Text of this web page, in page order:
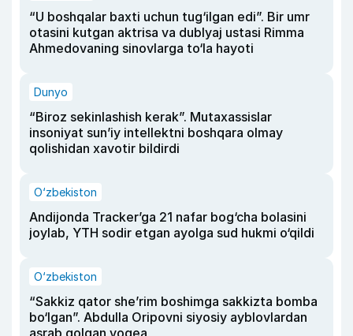
“U boshqalar baxti uchun tug‘ilgan edi”. Bir umr
otasini kutgan aktrisa va dublyaj ustasi Rimma
Ahmedovaning sinovlarga to‘la hayoti
Dunyo
“Biroz sekinlashish kerak”. Mutaxassislar
insoniyat sun’iy intellektni boshqara olmay
qolishidan xavotir bildirdi
O‘zbekiston
Andijonda Tracker’ga 21 nafar bog‘cha bolasini
joylab, YTH sodir etgan ayolga sud hukmi o‘qildi
O‘zbekiston
“Sakkiz qator she’rim boshimga sakkizta bomba
bo‘lgan”. Abdulla Oripovni siyosiy ayblovlardan